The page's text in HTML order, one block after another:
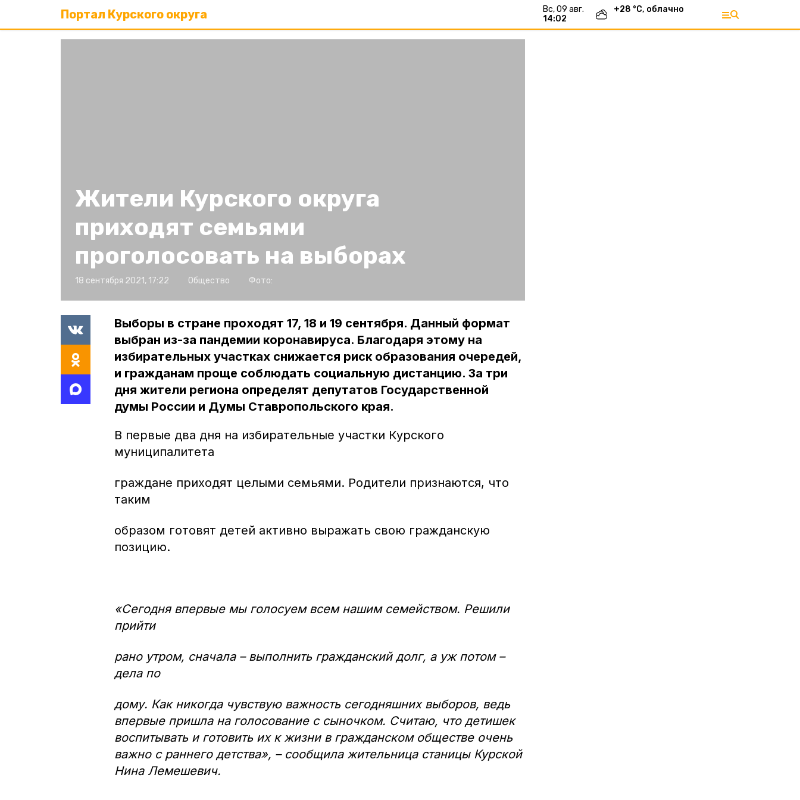
Портал Курского округа
вс, 09 авг.
14:02
+28 °С, облачно
Жители Курского округа
приходят семьями
проголосовать на выборах
18 сентября 2021, 17:22 Общество Фото:
Выборы в стране проходят 17, 18 и 19 сентября. Данный формат
выбран из-за пандемии коронавируса. Благодаря этому на
избирательных участках снижается риск образования очередей,
и гражданам проще соблюдать социальную дистанцию. За три
дня жители региона определят депутатов Государственной
думы России и Думы Ставропольского края.
В первые два дня на избирательные участки Курского
муниципалитета
граждане приходят целыми семьями. Родители признаются, что
таким
образом готовят детей активно выражать свою гражданскую
позицию.
«Сегодня впервые мы голосуем всем нашим семейством. Решили
прийти
рано утром, сначала – выполнить гражданский долг, а уж потом –
дела по
дому. Как никогда чувствую важность сегодняшних выборов, ведь
впервые пришла на голосование с сыночком. Считаю, что детишек
воспитывать и готовить их к жизни в гражданском обществе очень
важно с раннего детства», – сообщила жительница станицы Курской
Нина Лемешевич.